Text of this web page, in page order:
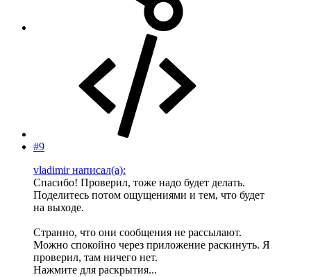
#9
vladimir написал(а):
Спасибо! Проверил, тоже надо будет делать.
Поделитесь потом ощущениями и тем, что будет
на выходе.
Странно, что они сообщения не рассылают.
Можно спокойно через приложение раскинуть. Я
проверил, там ничего нет.
Нажмите для раскрытия...